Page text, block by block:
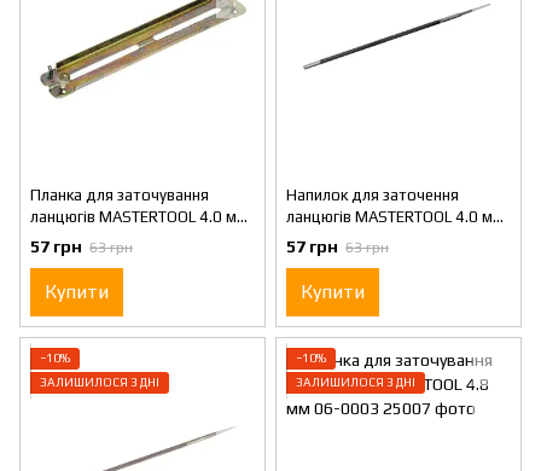
Планка для заточування
ланцюгів MASTERTOOL 4.0 мм
06-0002
57 грн 63 грн
Купити
Напилок для заточення
ланцюгів MASTERTOOL 4.0 мм
06-0000
57 грн 63 грн
Купити
−10%
ЗАЛИШИЛОСЯ 3 ДНІ
−10%
ЗАЛИШИЛОСЯ 3 ДНІ